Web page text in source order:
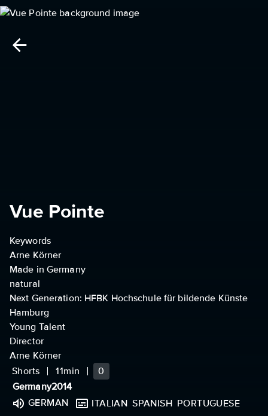
Vue Pointe
Keywords
Arne Körner
Made in Germany
natural
Next Generation: HFBK Hochschule für bildende Künste
Hamburg
Young Talent
Director
Arne Körner
Shorts
11min
0
Germany2014
GERMAN
ITALIAN SPANISH PORTUGUESE